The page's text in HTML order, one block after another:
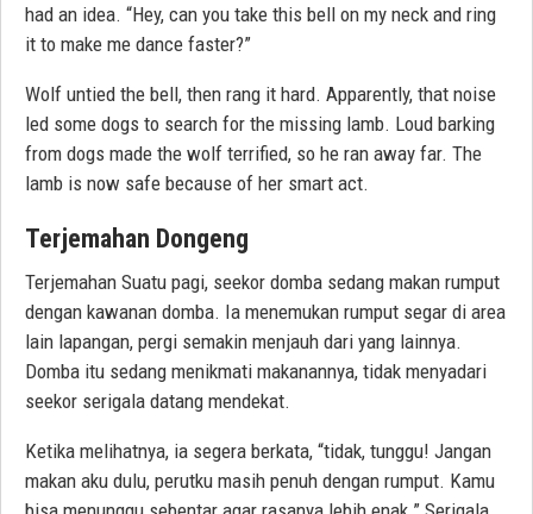
had an idea. “Hey, can you take this bell on my neck and ring
it to make me dance faster?”
Wolf untied the bell, then rang it hard. Apparently, that noise
led some dogs to search for the missing lamb. Loud barking
from dogs made the wolf terrified, so he ran away far. The
lamb is now safe because of her smart act.
Terjemahan Dongeng
Terjemahan Suatu pagi, seekor domba sedang makan rumput
dengan kawanan domba. Ia menemukan rumput segar di area
lain lapangan, pergi semakin menjauh dari yang lainnya.
Domba itu sedang menikmati makanannya, tidak menyadari
seekor serigala datang mendekat.
Ketika melihatnya, ia segera berkata, “tidak, tunggu! Jangan
makan aku dulu, perutku masih penuh dengan rumput. Kamu